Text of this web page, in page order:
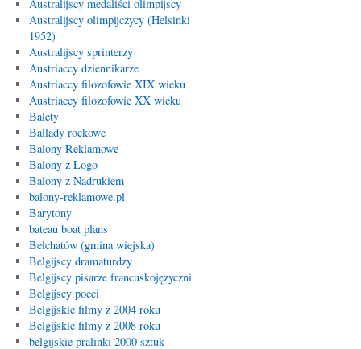
Australijscy medaliści olimpijscy
Australijscy olimpijczycy (Helsinki
1952)
Australijscy sprinterzy
Austriaccy dziennikarze
Austriaccy filozofowie XIX wieku
Austriaccy filozofowie XX wieku
Balety
Ballady rockowe
Balony Reklamowe
Balony z Logo
Balony z Nadrukiem
balony-reklamowe.pl
Barytony
bateau boat plans
Bełchatów (gmina wiejska)
Belgijscy dramaturdzy
Belgijscy pisarze francuskojęzyczni
Belgijscy poeci
Belgijskie filmy z 2004 roku
Belgijskie filmy z 2008 roku
belgijskie pralinki 2000 sztuk